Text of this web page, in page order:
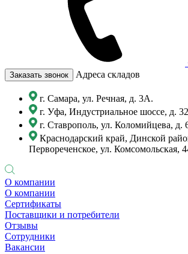
Заказать звонок Адреса складов
г. Самара, ул. Речная, д. 3А.
г. Уфа, Индустриальное шоссе, д.
г. Ставрополь, ул. Коломийцева, д.
Краснодарский край, Динской
Первореченское, ул. Комсомольская,
О компании
О компании
Сертификаты
Поставщики и потребители
Отзывы
Сотрудники
Вакансии